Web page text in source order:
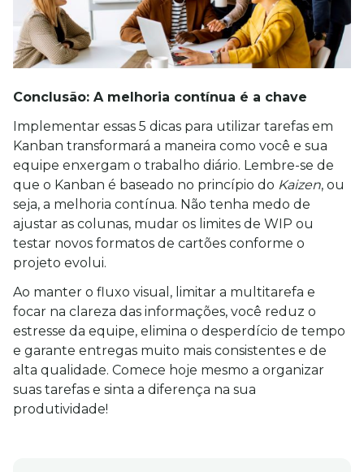
Conclusão: A melhoria contínua é a chave
Implementar essas 5 dicas para utilizar tarefas em
Kanban transformará a maneira como você e sua
equipe enxergam o trabalho diário. Lembre-se de
que o Kanban é baseado no princípio do Kaizen, ou
seja, a melhoria contínua. Não tenha medo de
ajustar as colunas, mudar os limites de WIP ou
testar novos formatos de cartões conforme o
projeto evolui.
Ao manter o fluxo visual, limitar a multitarefa e
focar na clareza das informações, você reduz o
estresse da equipe, elimina o desperdício de tempo
e garante entregas muito mais consistentes e de
alta qualidade. Comece hoje mesmo a organizar
suas tarefas e sinta a diferença na sua
produtividade!